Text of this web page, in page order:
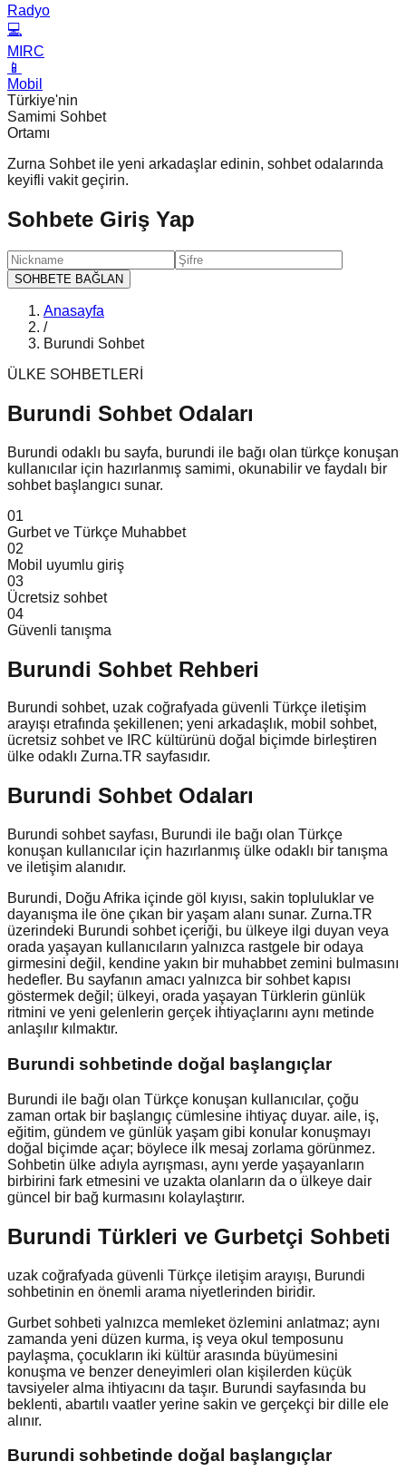
Radyo
💻
MIRC
📱
Mobil
Türkiye'nin
Samimi Sohbet
Ortamı
Zurna Sohbet ile yeni arkadaşlar edinin, sohbet odalarında
keyifli vakit geçirin.
Sohbete Giriş Yap
SOHBETE BAĞLAN
Anasayfa
/
Burundi Sohbet
ÜLKE SOHBETLERİ
Burundi Sohbet Odaları
Burundi odaklı bu sayfa, burundi ile bağı olan türkçe konuşan
kullanıcılar için hazırlanmış samimi, okunabilir ve faydalı bir
sohbet başlangıcı sunar.
01
Gurbet ve Türkçe Muhabbet
02
Mobil uyumlu giriş
03
Ücretsiz sohbet
04
Güvenli tanışma
Burundi Sohbet Rehberi
Burundi sohbet, uzak coğrafyada güvenli Türkçe iletişim
arayışı etrafında şekillenen; yeni arkadaşlık, mobil sohbet,
ücretsiz sohbet ve IRC kültürünü doğal biçimde birleştiren
ülke odaklı Zurna.TR sayfasıdır.
Burundi Sohbet Odaları
Burundi sohbet sayfası, Burundi ile bağı olan Türkçe
konuşan kullanıcılar için hazırlanmış ülke odaklı bir tanışma
ve iletişim alanıdır.
Burundi, Doğu Afrika içinde göl kıyısı, sakin topluluklar ve
dayanışma ile öne çıkan bir yaşam alanı sunar. Zurna.TR
üzerindeki Burundi sohbet içeriği, bu ülkeye ilgi duyan veya
orada yaşayan kullanıcıların yalnızca rastgele bir odaya
girmesini değil, kendine yakın bir muhabbet zemini bulmasını
hedefler. Bu sayfanın amacı yalnızca bir sohbet kapısı
göstermek değil; ülkeyi, orada yaşayan Türklerin günlük
ritmini ve yeni gelenlerin gerçek ihtiyaçlarını aynı metinde
anlaşılır kılmaktır.
Burundi sohbetinde doğal başlangıçlar
Burundi ile bağı olan Türkçe konuşan kullanıcılar, çoğu
zaman ortak bir başlangıç cümlesine ihtiyaç duyar. aile, iş,
eğitim, gündem ve günlük yaşam gibi konular konuşmayı
doğal biçimde açar; böylece ilk mesaj zorlama görünmez.
Sohbetin ülke adıyla ayrışması, aynı yerde yaşayanların
birbirini fark etmesini ve uzakta olanların da o ülkeye dair
güncel bir bağ kurmasını kolaylaştırır.
Burundi Türkleri ve Gurbetçi Sohbeti
uzak coğrafyada güvenli Türkçe iletişim arayışı, Burundi
sohbetinin en önemli arama niyetlerinden biridir.
Gurbet sohbeti yalnızca memleket özlemini anlatmaz; aynı
zamanda yeni düzen kurma, iş veya okul temposunu
paylaşma, çocukların iki kültür arasında büyümesini
konuşma ve benzer deneyimleri olan kişilerden küçük
tavsiyeler alma ihtiyacını da taşır. Burundi sayfasında bu
beklenti, abartılı vaatler yerine sakin ve gerçekçi bir dille ele
alınır.
Burundi sohbetinde doğal başlangıçlar